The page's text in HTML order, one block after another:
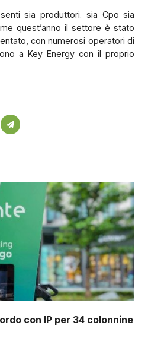
sia produttori. sia Cpo sia
quest’anno il settore è stato
con numerosi operatori di
a Key Energy con il proprio
con IP per 34 colonnine